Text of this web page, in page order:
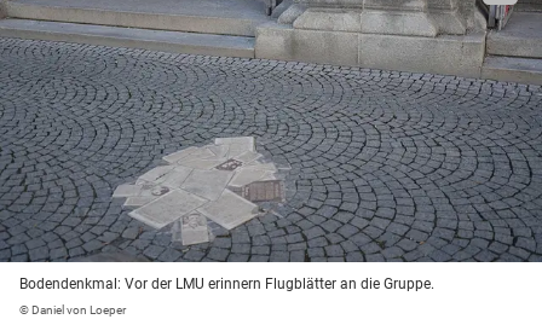
Bodendenkmal: Vor der LMU erinnern Flugblätter an die Gruppe.
© Daniel von Loeper